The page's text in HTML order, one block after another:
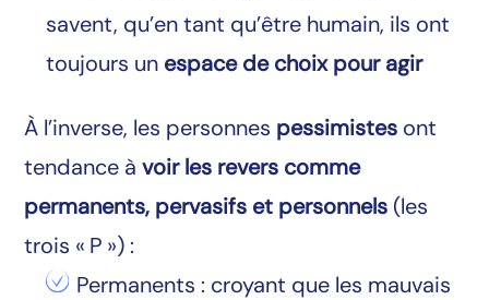
savent, qu’en tant qu’être humain, ils ont
toujours un espace de choix pour agir
À l’inverse, les personnes pessimistes ont
tendance àvoir les revers comme
permanents, pervasifs et personnels (les
trois « P ») :
Permanents : croyant que les mauvais